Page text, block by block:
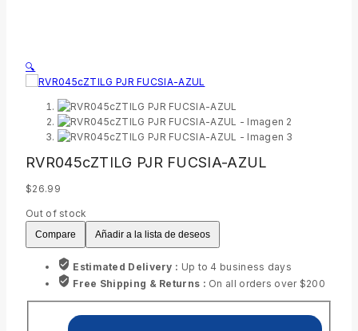
🔍
RVR045cZTILG PJR FUCSIA-AZUL
$26.99
Out of stock
Compare Añadir a la lista de deseos
Estimated Delivery : Up to 4 business days
Free Shipping & Returns : On all orders over $200